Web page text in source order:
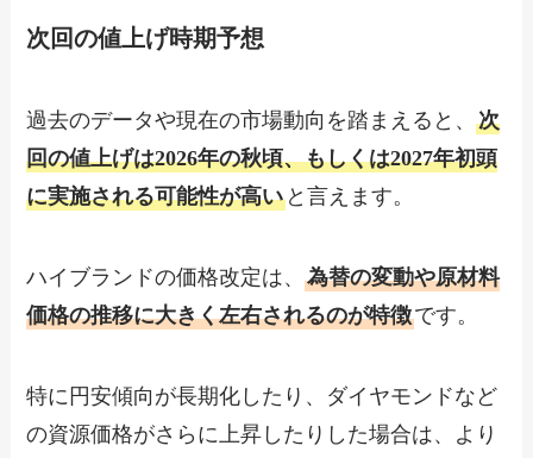
次回の値上げ時期予想
過去のデータや現在の市場動向を踏まえると、次
回の値上げは2026年の秋頃、もしくは2027年初頭
に実施される可能性が高い と言えます。
ハイブランドの価格改定は、為替の変動や原材料
価格の推移に大きく左右されるのが特徴です。
特に円安傾向が長期化したり、ダイヤモンドなど
の資源価格がさらに上昇したりした場合は、より